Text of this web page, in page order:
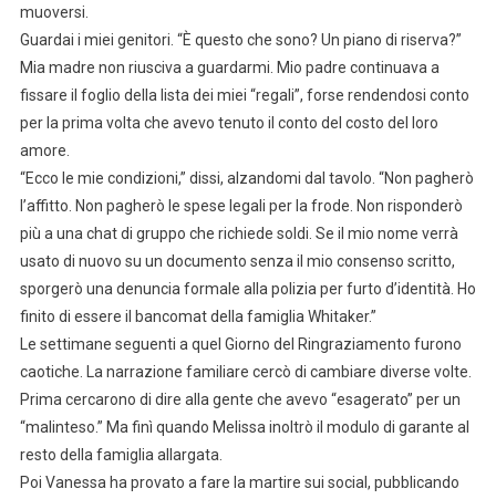
muoversi.
Guardai i miei genitori. “È questo che sono? Un piano di riserva?”
Mia madre non riusciva a guardarmi. Mio padre continuava a
fissare il foglio della lista dei miei “regali”, forse rendendosi conto
per la prima volta che avevo tenuto il conto del costo del loro
amore.
“Ecco le mie condizioni,” dissi, alzandomi dal tavolo. “Non pagherò
l’affitto. Non pagherò le spese legali per la frode. Non risponderò
più a una chat di gruppo che richiede soldi. Se il mio nome verrà
usato di nuovo su un documento senza il mio consenso scritto,
sporgerò una denuncia formale alla polizia per furto d’identità. Ho
finito di essere il bancomat della famiglia Whitaker.”
Le settimane seguenti a quel Giorno del Ringraziamento furono
caotiche. La narrazione familiare cercò di cambiare diverse volte.
Prima cercarono di dire alla gente che avevo “esagerato” per un
“malinteso.” Ma finì quando Melissa inoltrò il modulo di garante al
resto della famiglia allargata.
Poi Vanessa ha provato a fare la martire sui social, pubblicando